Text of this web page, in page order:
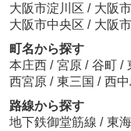
大阪市淀川区 / 大阪
大阪市中央区 / 大阪
町名から探す
本庄西 / 宮原 / 谷町 /
西宮原 / 東三国 / 西
路線から探す
地下鉄御堂筋線 / 東